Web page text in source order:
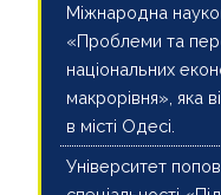
Міжнародна
«Проблеми та
національних
макрорівня», яка
в місті Одесі.
Університет